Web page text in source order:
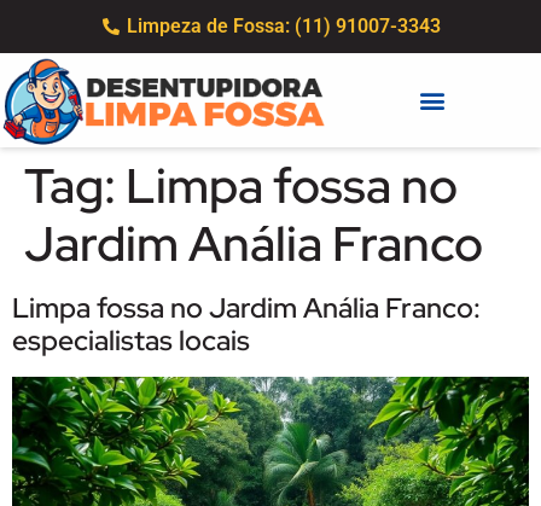
Limpeza de Fossa: (11) 91007-3343
Tag: Limpa fossa no
Jardim Anália Franco
Limpa fossa no Jardim Anália Franco:
especialistas locais